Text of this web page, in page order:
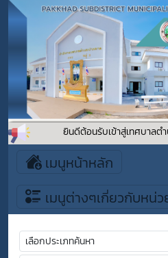
ยินดีต้อนรับเข้าสู่เทศบาลต
เมนูหน้าหลัก
เมนูต่างๆเกี่ยวกับหน่